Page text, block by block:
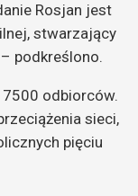
Rosjan jest
stwarzający
podkreślono.
7500 odbiorców.
sieci,
pięciu